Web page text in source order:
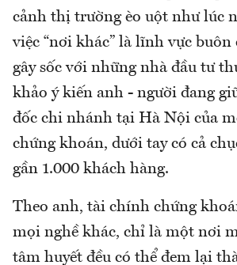
cảnh thị trường èo uột như lúc
việc “nơi khác” là lĩnh vực buôn
gây sốc với những nhà đầu tư
khảo ý kiến anh - người đang
đốc chi nhánh tại Hà Nội của
chứng khoán, dưới tay có cả
gần 1.000 khách hàng.
Theo anh, tài chính chứng
mọi nghề khác, chỉ là một nơi
tâm huyết đều có thể đem lại